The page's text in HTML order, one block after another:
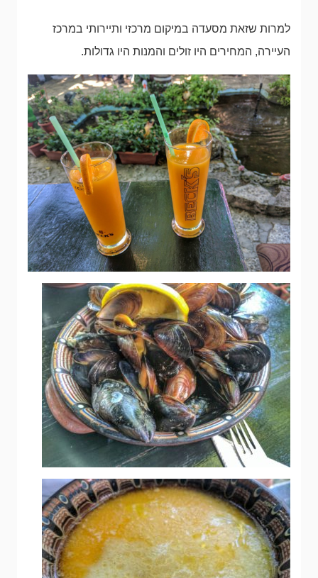
למרות שזאת מסעדה במיקום מרכזי ותיירותי במרכז
העיירה, המחירים היו זולים והמנות היו גדולות.